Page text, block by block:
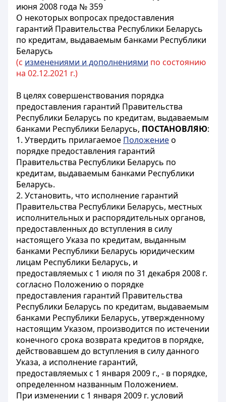
июня 2008 года № 359
О некоторых вопросах предоставления
гарантий Правительства Республики Беларусь
по кредитам, выдаваемым банками Республики
Беларусь
(с изменениями и дополнениями по состоянию
на 02.12.2021 г.)
В целях совершенствования порядка
предоставления гарантий Правительства
Республики Беларусь по кредитам, выдаваемым
банками Республики Беларусь, ПОСТАНОВЛЯЮ:
1. Утвердить прилагаемое Положениео
порядке предоставления гарантий
Правительства Республики Беларусь по
кредитам, выдаваемым банками Республики
Беларусь.
2. Установить, что исполнение гарантий
Правительства Республики Беларусь, местных
исполнительных и распорядительных органов,
предоставленных до вступления в силу
настоящего Указа по кредитам, выданным
банками Республики Беларусь юридическим
лицам Республики Беларусь, и
предоставляемых с 1 июля по 31 декабря 2008 г.
согласно Положению о порядке
предоставления гарантий Правительства
Республики Беларусь по кредитам, выдаваемым
банками Республики Беларусь, утвержденному
настоящим Указом, производится по истечении
конечного срока возврата кредитов в порядке,
действовавшем до вступления в силу данного
Указа, а исполнение гарантий,
предоставляемых с 1 января 2009 г., - в порядке,
определенном названным Положением.
При изменении с 1 января 2009 г. условий